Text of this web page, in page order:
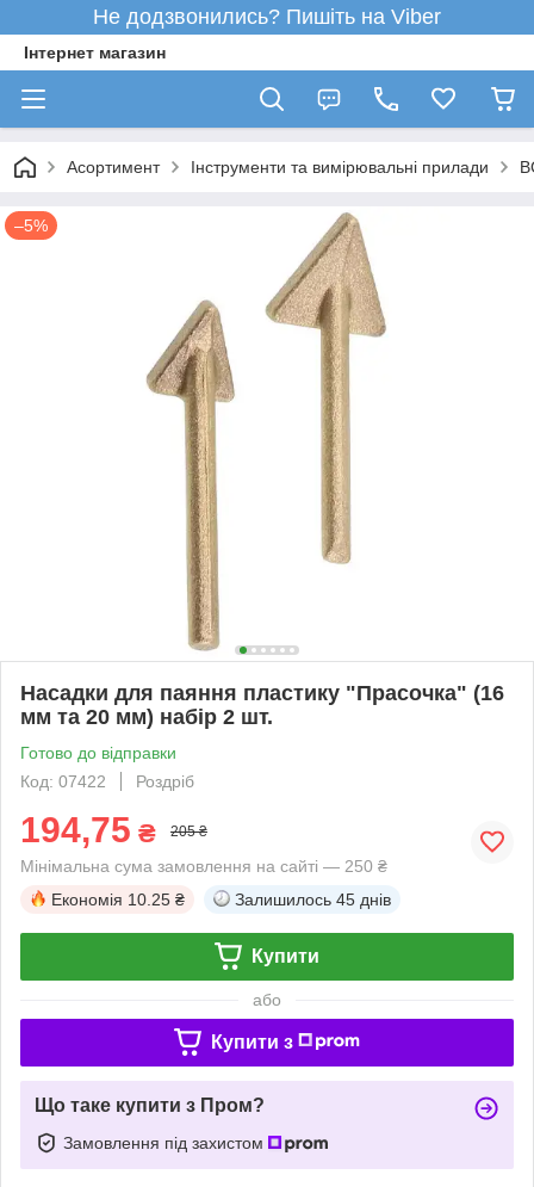
Не додзвонились? Пишіть на Viber
Інтернет магазин
Асортимент Інструменти та вимірювальні прилади
–5%
Насадки для паяння пластику "Прасочка" (16
мм та 20 мм) набір 2 шт.
Готово до відправки
Код: 07422
Роздріб
194,75 ₴ 205 ₴
Мінімальна сума замовлення на сайті — 250 ₴
Економія 10.25 ₴ Залишилось 45 днів
Купити
або
Купити з
Що таке купити з Пром?
Замовлення під захистом